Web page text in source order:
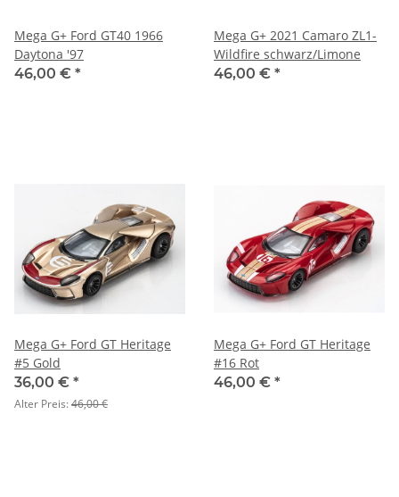
Mega G+ Ford GT40 1966
Daytona '97
46,00 € *
Mega G+ 2021 Camaro ZL1-
Wildfire schwarz/Limone
46,00 € *
Mega G+ Ford GT Heritage
#5 Gold
36,00 € *
Alter Preis:46,00 €
Mega G+ Ford GT Heritage
#16 Rot
46,00 € *